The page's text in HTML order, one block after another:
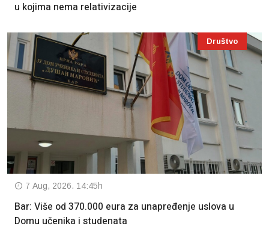
u kojima nema relativizacije
Društvo
7 Aug, 2026. 14:45h
Bar: Više od 370.000 eura za unapređenje uslova u
Domu učenika i studenata